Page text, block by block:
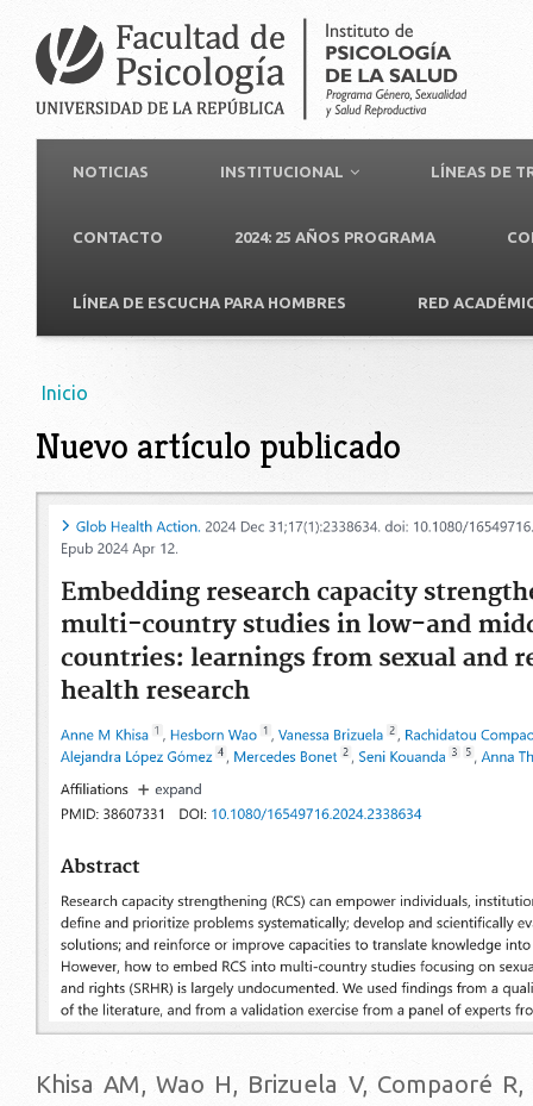
NOTICIAS INSTITUCIONAL LÍNEAS DE
CONTACTO 2024: 25 AÑOS PROGRAMA
LÍNEA DE ESCUCHA PARA HOMBRES RED
Usted está aquí
Inicio
Nuevo artículo publicado
screenshot_2024-04-14_at_23-37-
_pubmed.png
Khisa AM, Wao H, Brizuela V, Compaoré